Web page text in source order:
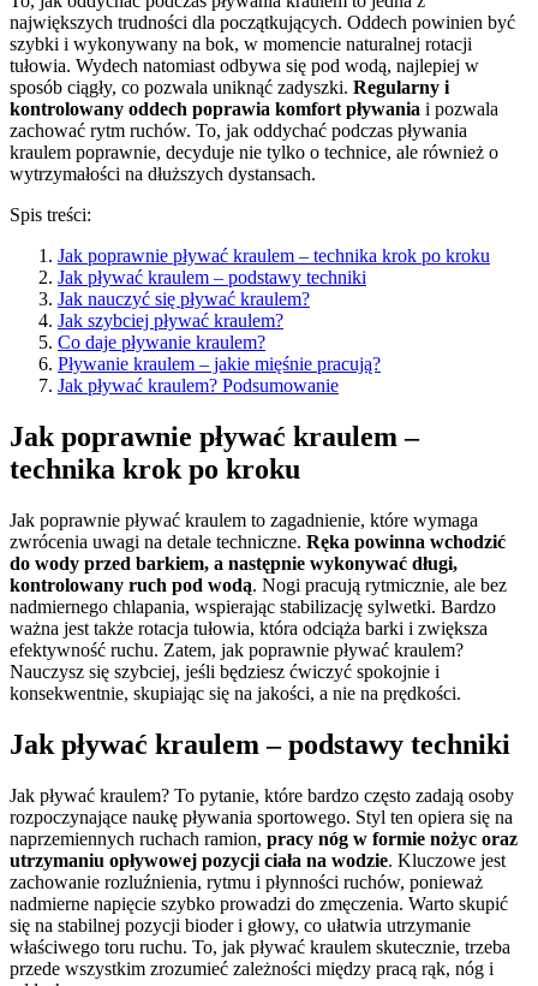
największych trudności dla początkujących. Oddech powinien być
szybki i wykonywany na bok, w momencie naturalnej rotacji
tułowia. Wydech natomiast odbywa się pod wodą, najlepiej w
sposób ciągły, co pozwala uniknąć zadyszki. Regularny i
kontrolowany oddech poprawia komfort pływania i pozwala
zachować rytm ruchów. To, jak oddychać podczas pływania
kraulem poprawnie, decyduje nie tylko o technice, ale również o
wytrzymałości na dłuższych dystansach.
Spis treści:
Jak poprawnie pływać kraulem – technika krok po kroku
Jak pływać kraulem – podstawy techniki
Jak nauczyć się pływać kraulem?
Jak szybciej pływać kraulem?
Co daje pływanie kraulem?
Pływanie kraulem – jakie mięśnie pracują?
Jak pływać kraulem? Podsumowanie
Jak poprawnie pływać kraulem –
technika krok po kroku
Jak poprawnie pływać kraulem to zagadnienie, które wymaga
zwrócenia uwagi na detale techniczne. Ręka powinna wchodzić
do wody przed barkiem, a następnie wykonywać długi,
kontrolowany ruch pod wodą. Nogi pracują rytmicznie, ale bez
nadmiernego chlapania, wspierając stabilizację sylwetki. Bardzo
ważna jest także rotacja tułowia, która odciąża barki i zwiększa
efektywność ruchu. Zatem, jak poprawnie pływać kraulem?
Nauczysz się szybciej, jeśli będziesz ćwiczyć spokojnie i
konsekwentnie, skupiając się na jakości, a nie na prędkości.
Jak pływać kraulem – podstawy techniki
Jak pływać kraulem? To pytanie, które bardzo często zadają osoby
rozpoczynające naukę pływania sportowego. Styl ten opiera się na
naprzemiennych ruchach ramion, pracy nóg w formie nożyc oraz
utrzymaniu opływowej pozycji ciała na wodzie. Kluczowe jest
zachowanie rozluźnienia, rytmu i płynności ruchów, ponieważ
nadmierne napięcie szybko prowadzi do zmęczenia. Warto skupić
się na stabilnej pozycji bioder i głowy, co ułatwia utrzymanie
właściwego toru ruchu. To, jak pływać kraulem skutecznie, trzeba
przede wszystkim zrozumieć zależności między pracą rąk, nóg i